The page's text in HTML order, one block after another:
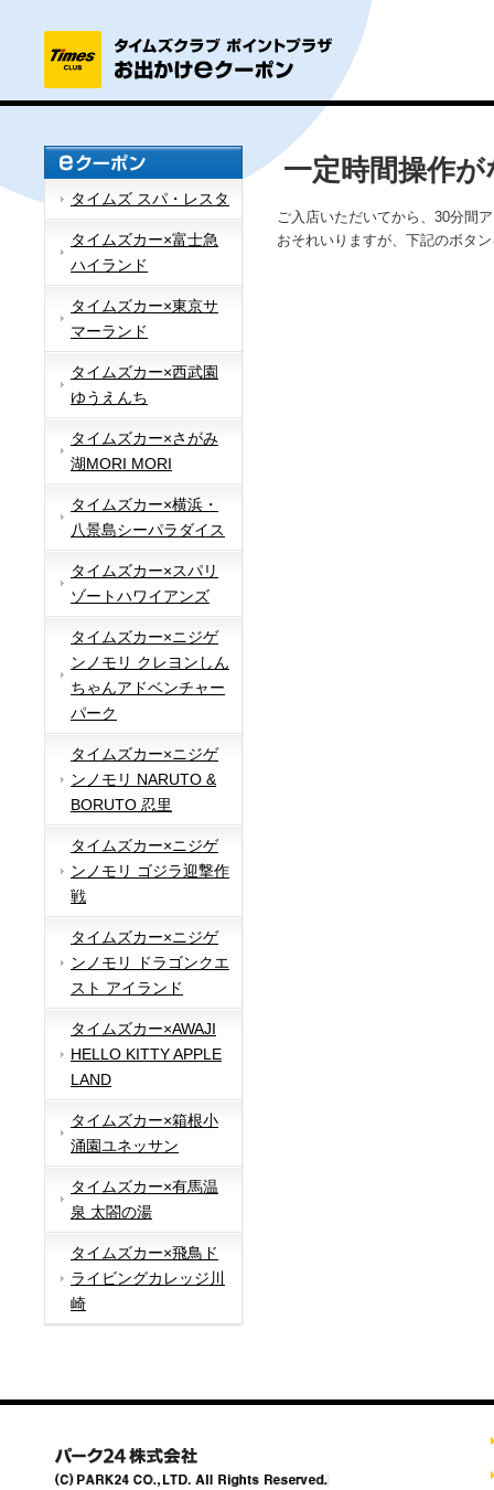
タイムズ スパ・レスタ
タイムズカー×富士急
ハイランド
タイムズカー×東京サ
マーランド
タイムズカー×西武園
ゆうえんち
タイムズカー×さがみ
湖MORI MORI
タイムズカー×横浜・
八景島シーパラダイス
タイムズカー×スパリ
ゾートハワイアンズ
タイムズカー×ニジゲ
ンノモリ クレヨンしん
ちゃんアドベンチャー
パーク
タイムズカー×ニジゲ
ンノモリ NARUTO &
BORUTO 忍里
タイムズカー×ニジゲ
ンノモリ ゴジラ迎撃作
戦
タイムズカー×ニジゲ
ンノモリ ドラゴンクエ
スト アイランド
タイムズカー×AWAJI
HELLO KITTY APPLE
LAND
タイムズカー×箱根小
涌園ユネッサン
タイムズカー×有馬温
泉 太閤の湯
タイムズカー×飛鳥ド
ライビングカレッジ川
崎
一定時間操作
ご入店いただいてから、30分間
おそれいりますが、下記のボタ